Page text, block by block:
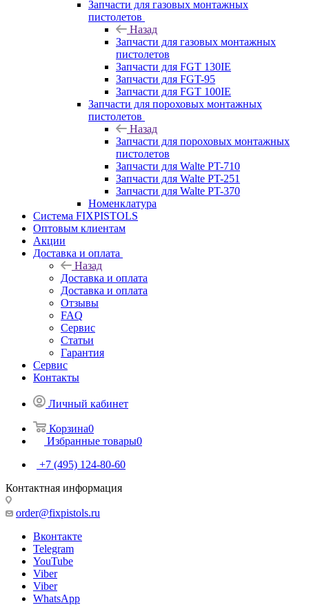
Запчасти для газовых монтажных
пистолетов
Назад
Запчасти для газовых монтажных
пистолетов
Запчасти для FGT 130IE
Запчасти для FGT-95
Запчасти для FGT 100IE
Запчасти для пороховых монтажных
пистолетов
Назад
Запчасти для пороховых монтажных
пистолетов
Запчасти для Walte PT-710
Запчасти для Walte PT-251
Запчасти для Walte PT-370
Номенклатура
Система FIXPISTOLS
Оптовым клиентам
Акции
Доставка и оплата
Назад
Доставка и оплата
Доставка и оплата
Отзывы
FAQ
Сервис
Статьи
Гарантия
Сервис
Контакты
Личный кабинет
Корзина0
Избранные товары0
+7 (495) 124-80-60
Контактная информация
order@fixpistols.ru
Вконтакте
Telegram
YouTube
Viber
Viber
WhatsApp